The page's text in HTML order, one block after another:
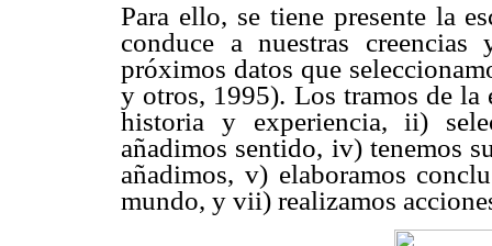
Para ello, se tiene presente la
conduce a nuestras
próximos datos que
y otros, 1995). Los tramos de la
historia y experiencia, ii)
añadimos sentido, iv) tenemos
añadimos, v) elaboramos
mundo, y vii) realizamos